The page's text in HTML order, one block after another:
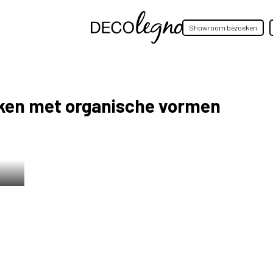
Showroom bezoeken
met organische vormen